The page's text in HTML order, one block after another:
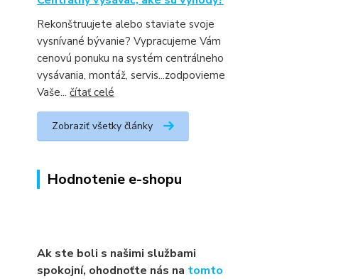
Rekonštruujete alebo staviate svoje
vysnívané bývanie? Vypracujeme Vám
cenovú ponuku na systém centrálneho
vysávania, montáž, servis...zodpovieme
Vaše... čítať celé
Zobraziť všetky články
Hodnotenie e-shopu
Ak ste boli s našimi službami
spokojní, ohodnoťte nás na tomto